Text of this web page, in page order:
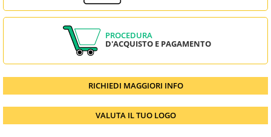
PROCEDURA
D'ACQUISTO E PAGAMENTO
RICHIEDI MAGGIORI INFO
VALUTA IL TUO LOGO